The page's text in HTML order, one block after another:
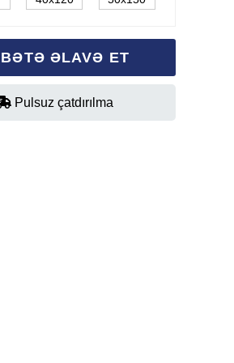
ƏLAVƏ ET
Pulsuz çatdırılma